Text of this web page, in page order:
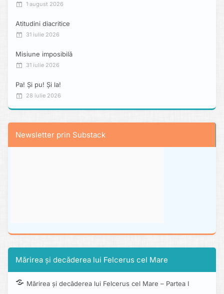
1 august 2026
Atitudini diacritice
31 iulie 2026
Misiune imposibilă
31 iulie 2026
Pa! Și pu! Și la!
28 iulie 2026
Newsletter prin Substack
Mărirea și decăderea lui Felcerus cel Mare
Mărirea și decăderea lui Felcerus cel Mare – Partea I